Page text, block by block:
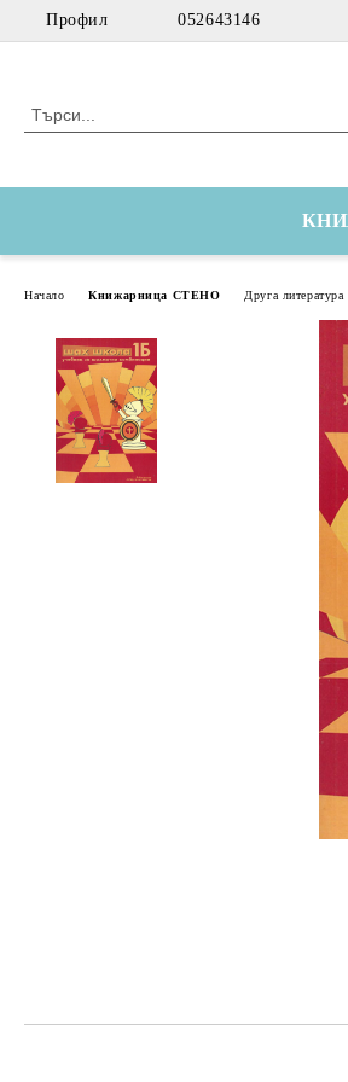
Профил 052643146
Начало Книжарница СТЕНО Друга литература